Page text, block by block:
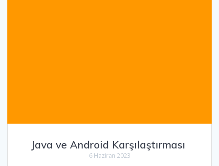
Java ve Android Karşılaştırması
6 Haziran 2023